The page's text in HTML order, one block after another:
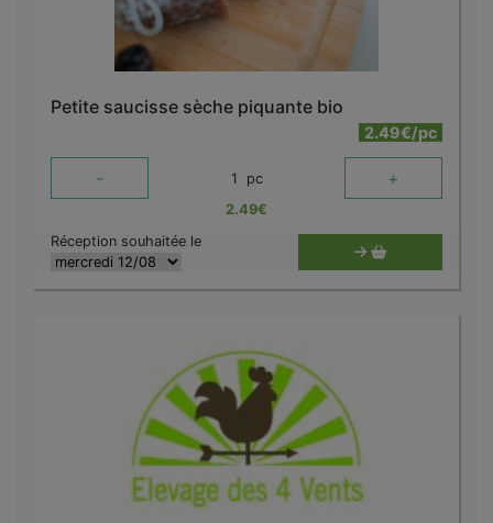
Petite saucisse sèche piquante bio
2.49€/pc
- 1 pc +
2.49€
Réception souhaitée le